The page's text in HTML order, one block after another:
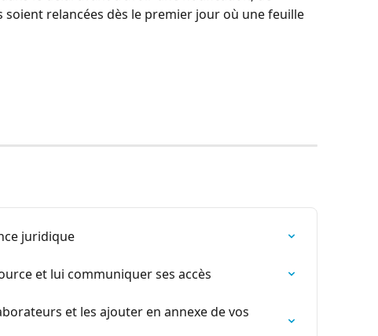
soient relancées dès le premier jour où une feuille
juridique
et lui communiquer ses accès
et les ajouter en annexe de vos